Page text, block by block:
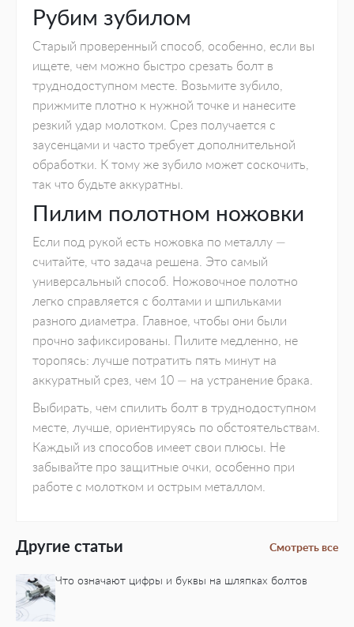
Рубим зубилом
Старый проверенный способ, особенно, если вы
ищете, чем можно быстро срезать болт в
труднодоступном месте. Возьмите зубило,
прижмите плотно к нужной точке и нанесите
резкий удар молотком. Срез получается с
заусенцами и часто требует дополнительной
обработки. К тому же зубило может соскочить,
так что будьте аккуратны.
Пилим полотном ножовки
Если под рукой есть ножовка по металлу —
считайте, что задача решена. Это самый
универсальный способ. Ножовочное полотно
легко справляется с болтами и шпильками
разного диаметра. Главное, чтобы они были
прочно зафиксированы. Пилите медленно, не
торопясь: лучше потратить пять минут на
аккуратный срез, чем 10 — на устранение брака.
Выбирать, чем спилить болт в труднодоступном
месте, лучше, ориентируясь по обстоятельствам.
Каждый из способов имеет свои плюсы. Не
забывайте про защитные очки, особенно при
работе с молотком и острым металлом.
Другие статьи Смотреть все
Что означают цифры и буквы на шляпках болтов